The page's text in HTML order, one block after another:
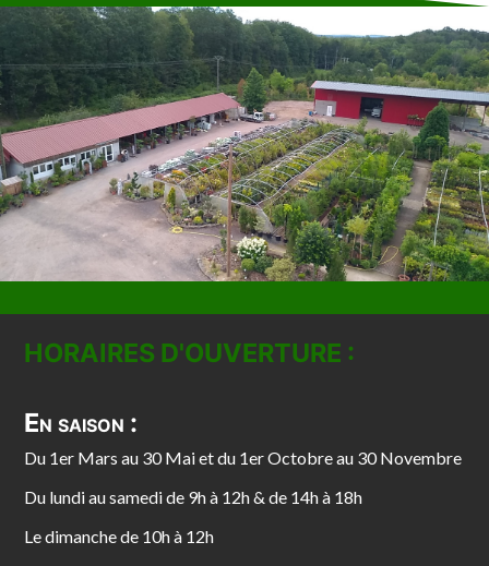
HORAIRES D'OUVERTURE :
En saison :
Du 1er Mars au 30 Mai et du 1er Octobre au 30 Novembre
Du lundi au samedi de 9h à 12h & de 14h à 18h
Le dimanche de 10h à 12h